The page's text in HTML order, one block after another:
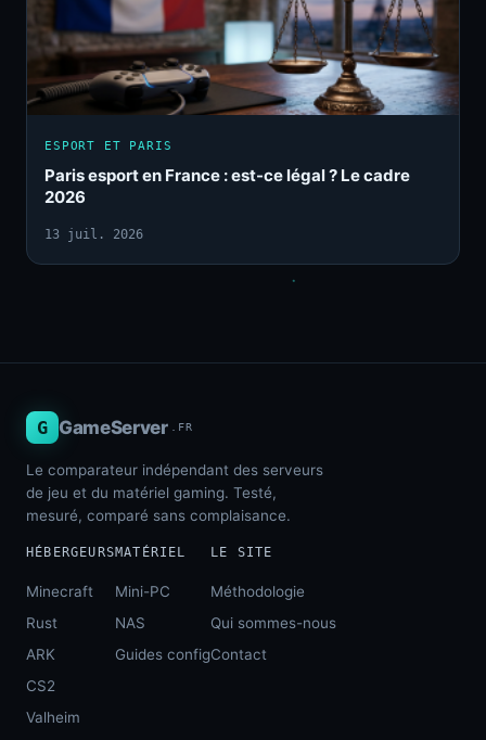
ESPORT ET PARIS
Paris esport en France : est-ce légal ? Le cadre
2026
13 juil. 2026
G GameServer .FR
Le comparateur indépendant des serveurs
de jeu et du matériel gaming. Testé,
mesuré, comparé sans complaisance.
HÉBERGEURS
Minecraft
Rust
ARK
CS2
Valheim
MATÉRIEL
Mini-PC
NAS
Guides config
LE SITE
Méthodologie
Qui sommes-nous
Contact